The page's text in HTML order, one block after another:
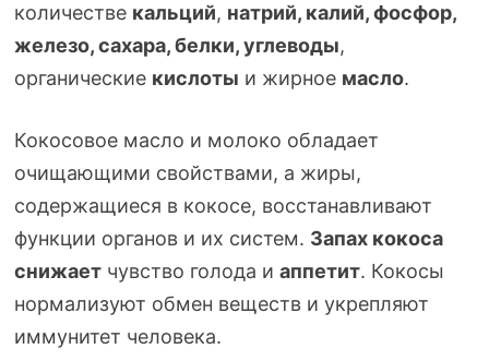
количестве кальций, натрий, калий, фосфор,
железо, сахара, белки, углеводы,
органические кислоты и жирное масло.
Кокосовое масло и молоко обладает
очищающими свойствами, а жиры,
содержащиеся в кокосе, восстанавливают
функции органов и их систем. Запах кокоса
снижаетчувство голода и аппетит. Кокосы
нормализуют обмен веществ и укрепляют
иммунитет человека.